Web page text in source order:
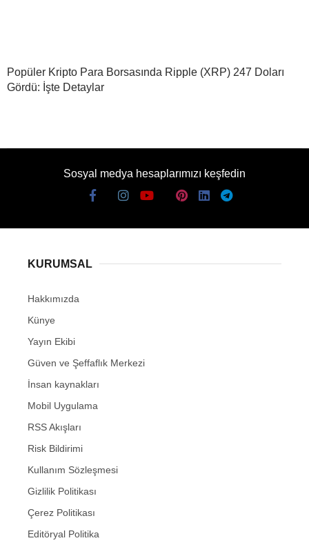
Popüler Kripto Para Borsasında Ripple (XRP) 247 Doları
Gördü: İşte Detaylar
Sosyal medya hesaplarımızı keşfedin
KURUMSAL
Hakkımızda
Künye
Yayın Ekibi
Güven ve Şeffaflık Merkezi
İnsan kaynakları
Mobil Uygulama
RSS Akışları
Risk Bildirimi
Kullanım Sözleşmesi
Gizlilik Politikası
Çerez Politikası
Editöryal Politika